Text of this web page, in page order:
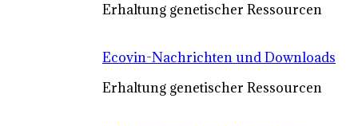
Erhaltung genetischer Ressourcen
Ecovin-Nachrichten und Downloads
Erhaltung genetischer Ressourcen